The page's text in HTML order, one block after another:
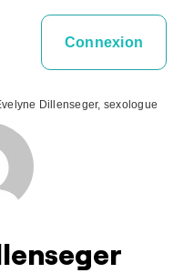
Connexion
Dillenseger, sexologue